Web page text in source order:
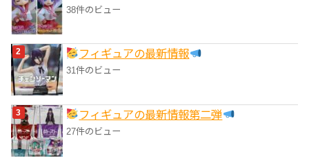
38件のビュー
フィギュアの最新情報
31件のビュー
フィギュアの最新情報第二弾
27件のビュー